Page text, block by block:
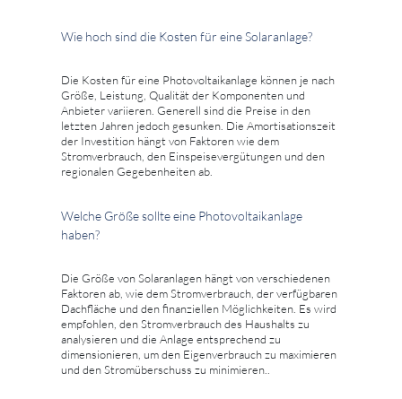
Wie hoch sind die Kosten für eine Solaranlage?
Die Kosten für eine Photovoltaikanlage können je nach
Größe, Leistung, Qualität der Komponenten und
Anbieter variieren. Generell sind die Preise in den
letzten Jahren jedoch gesunken. Die Amortisationszeit
der Investition hängt von Faktoren wie dem
Stromverbrauch, den Einspeisevergütungen und den
regionalen Gegebenheiten ab.
Welche Größe sollte eine Photovoltaikanlage
haben?
Die Größe von Solaranlagen hängt von verschiedenen
Faktoren ab, wie dem Stromverbrauch, der verfügbaren
Dachfläche und den finanziellen Möglichkeiten. Es wird
empfohlen, den Stromverbrauch des Haushalts zu
analysieren und die Anlage entsprechend zu
dimensionieren, um den Eigenverbrauch zu maximieren
und den Stromüberschuss zu minimieren..